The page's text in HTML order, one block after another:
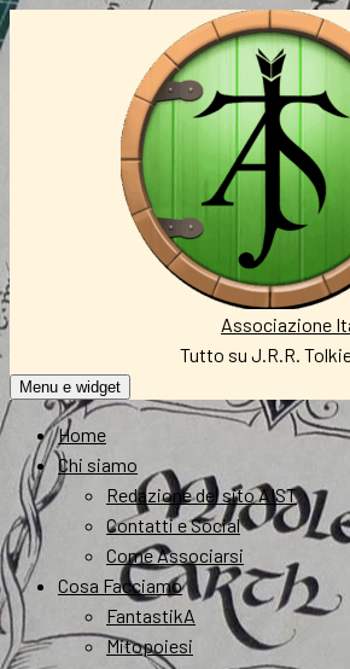
Vai
Associazione
Tutto su J.R.R.
Menu e widget
Home
Chi siamo
Redazione del sito AIST
Contatti e Social
Come Associarsi
Cosa Facciamo
FantastikA
Mitopoiesi